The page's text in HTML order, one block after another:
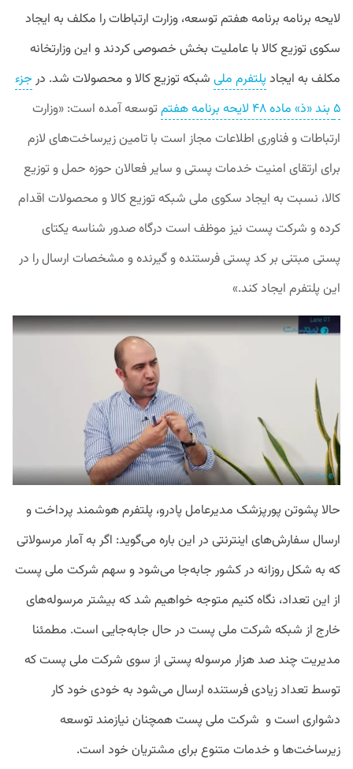
لایحه برنامه برنامه هفتم توسعه، وزارت ارتباطات را مکلف به ایجاد
سکوی توزیع کالا با عاملیت بخش خصوصی کردند و این وزارتخانه
مکلف به ایجادپلتفرم ملی شبکه توزیع کالا و محصولات شد. در جزء
۵ بند «ذ» ماده ۴۸ لایحه برنامه هفتم
توسعهآمده است: «وزارت
ارتباطات و فناوری اطلاعات مجاز است با تامین زیرساخت‌های لازم
برای ارتقای امنیت خدمات پستی و سایر فعالان حوزه حمل و توزیع
کالا، نسبت به ایجاد سکوی ملی شبکه توزیع کالا و محصولات اقدام
کرده و شرکت پست نیز موظف است درگاه صدور شناسه یکتای
پستی مبتنی بر کد پستی فرستنده و گیرنده و مشخصات ارسال را در
این پلتفرم ایجاد کند.»
حالا پشوتن پورپزشک مدیرعامل پادرو، پلتفرم هوشمند پرداخت و
ارسال سفارش‌های اینترنتی در این باره می‌گوید: اگر به آمار مرسولاتی
که به شکل روزانه در کشور جابه‌جا می‌شود و سهم شرکت ملی پست
از این تعداد، نگاه کنیم متوجه خواهیم شد که بیشتر مرسوله‌های
خارج از شبکه شرکت ملی پست در حال جابه‌جایی است. مطمئنا
مدیریت چند صد هزار مرسوله پستی از سوی شرکت ملی پست که
توسط تعداد زیادی فرستنده ارسال می‌شود به خودی خود کار
دشواری است و شرکت ملی پست همچنان نیازمند توسعه
زیرساخت‌ها و خدمات متنوع برای مشتریان خود است.